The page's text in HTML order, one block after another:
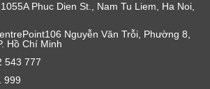
Phuc Dien St., Nam Tu Liem, Ha Noi,
Nguyễn Văn Trỗi, Phường 8,
Hồ Chí Minh
543 777
999